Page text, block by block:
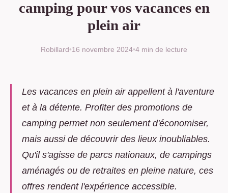
camping pour vos vacances en
plein air
Robillard•16 novembre 2024•4 min de lecture
Les vacances en plein air appellent à l'aventure
et à la détente. Profiter des promotions de
camping permet non seulement d'économiser,
mais aussi de découvrir des lieux inoubliables.
Qu'il s'agisse de parcs nationaux, de campings
aménagés ou de retraites en pleine nature, ces
offres rendent l'expérience accessible.